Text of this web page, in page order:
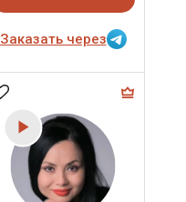
Заказать через